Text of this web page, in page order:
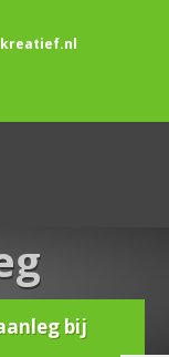
bij